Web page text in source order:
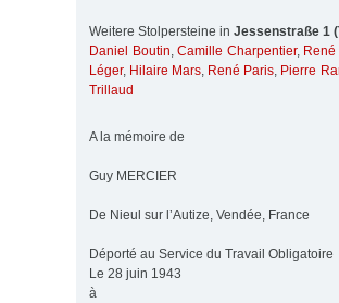
Weitere Stolpersteine in Jessenstraße 1
Daniel Boutin,Camille Charpentier,
Léger, Hilaire Mars, René Paris, Pierre
Trillaud
A la mémoire de
Guy MERCIER
De Nieul sur l’Autize, Vendée, France
Déporté au Service du Travail Obligatoire
Le 28 juin 1943
à